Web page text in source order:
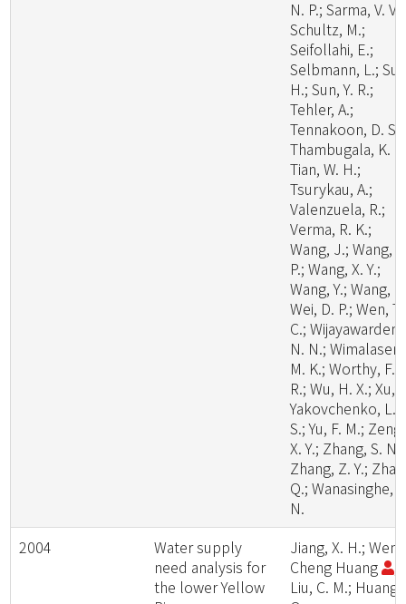
N. P.; Sarma, V. V.;
Schultz, M.;
Seifollahi, E.;
Selbmann, L.; Su,
H.; Sun, Y. R.;
Tehler, A.;
Tennakoon, D. S.;
Thambugala, K.
Tian, W. H.;
Tsurykau, A.;
Valenzuela, R.;
Verma, R. K.;
Wang, J.; Wang,
P.; Wang, X. Y.;
Wang, Y.; Wang,
Wei, D. P.; Wen, T.
C.;
N. N.;
M. K.; Worthy, F.
R.; Wu, H. X.; Xu,
Yakovchenko, L.
S.; Yu, F. M.; Zeng,
X. Y.; Zhang, S. N.;
Zhang, Z. Y.;
Q.; Wanasinghe,
N.
2004
Water supply
need analysis for
the lower Yellow
Jiang, X. H.; Wen-
Cheng Huang
Liu, C. M.; Huang,